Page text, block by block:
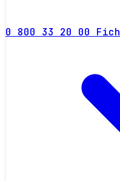
0 800 33 20 00